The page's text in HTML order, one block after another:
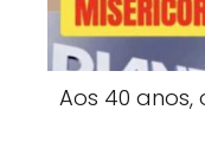
Aos 40